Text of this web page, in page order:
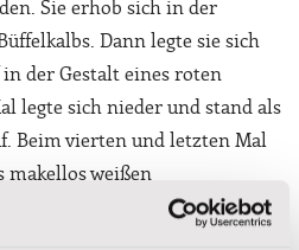
Sie erhob sich in der
Dann legte sie sich
der Gestalt eines roten
legte sich nieder und stand als
Beim vierten und letzten Mal
makellos weißen
Richtung Norden in die Ferne